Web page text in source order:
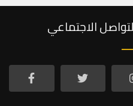
الاجتماعي